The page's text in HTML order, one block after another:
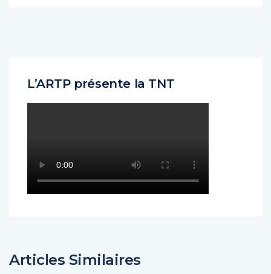
L’ARTP présente la TNT
Articles Similaires